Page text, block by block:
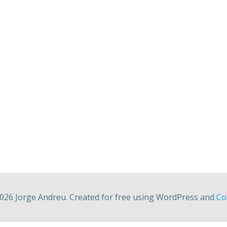
Jorge Andreu. Created for free using WordPress and